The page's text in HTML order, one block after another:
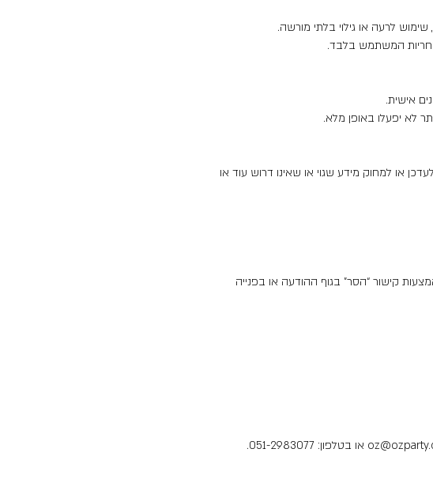
לרעה או גילוי בלתי מורשה.
המשתמש בלבד.
אישית.
לא יפעלו באופן מלא.
לעדכן או למחוק מידע שגוי או שאינו דרוש עוד או
קישור “הסר” בגוף ההודעה או בפנייה
או בטלפון: 051-2983077.